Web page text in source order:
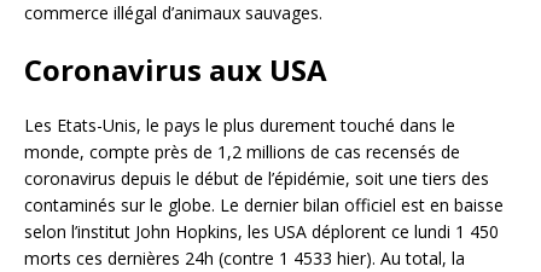
commerce illégal d’animaux sauvages.
Coronavirus aux USA
Les Etats-Unis, le pays le plus durement touché dans le
monde, compte près de 1,2 millions de cas recensés de
coronavirus depuis le début de l’épidémie, soit une tiers des
contaminés sur le globe. Le dernier bilan officiel est en baisse
selon l’institut John Hopkins, les USA déplorent ce lundi 1 450
morts ces dernières 24h (contre 1 4533 hier). Au total, la